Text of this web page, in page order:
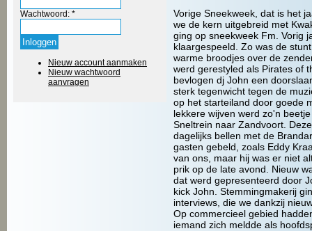
Wachtwoord: *
Nieuw account aanmaken
Nieuw wachtwoord
aanvragen
Vorige Sneekweek, dat is het
we de kern uitgebreid met
ging op sneekweek Fm. Vorig
klaargespeeld. Zo was de
warme broodjes over de
werd gerestyled als Pirates of
bevlogen dj John een
sterk tegenwicht tegen de
op het starteiland door goede
lekkere wijven werd zo'n
Sneltrein naar Zandvoort.
dagelijks bellen met de
gasten gebeld, zoals Eddy
van ons, maar hij was er niet
prik op de late avond. Nieuw
dat werd gepresenteerd door
kick John. Stemmingmakerij
interviews, die we dankzij
Op commercieel gebied
iemand zich meldde als